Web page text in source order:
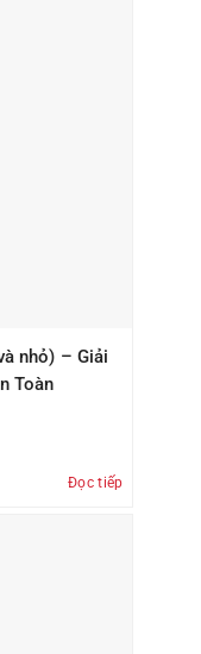
nhỏ) – Giải
Toàn
Đọc tiếp